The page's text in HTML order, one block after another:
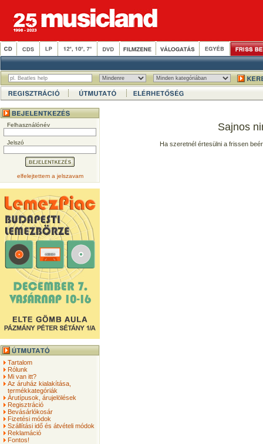
Felhasználónév
Jelszó
elfelejtettem a jelszavam
Tartalom
Rólunk
Mi van itt?
Az áruház kialakítása,
termékkategóriák
Árutípusok, árujelölések
Regisztráció
Bevásárlókosár
Fizetési módok
Szállítási idő és átvételi módok
Reklamáció
Fontos!
Sajnos
Ha szeretnél értesülni a frissen